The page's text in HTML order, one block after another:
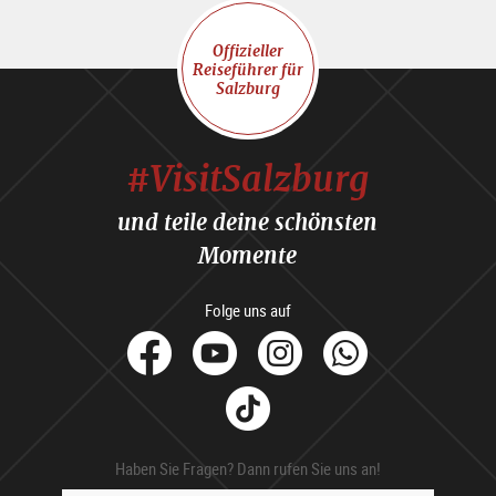
Offizieller
Reiseführer für
Salzburg
#VisitSalzburg
und teile deine schönsten
Momente
Folge uns auf
facebook
YoutubeInstagram
Tik
Tok
Haben Sie Fragen? Dann rufen Sie uns an!